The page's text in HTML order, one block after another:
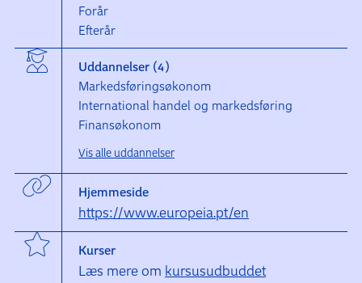
Forår
Efterår
Uddannelser (4)
Markedsføringsøkonom
International handel og markedsføring
Finansøkonom
Vis alle uddannelser
Hjemmeside
https://www.europeia.pt/en
Kurser
Læs mere om kursusudbuddet